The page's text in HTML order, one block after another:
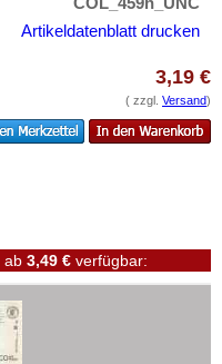
Artikeldatenblatt drucken
3,19 €
( zzgl. Versand)
ab 3,49 € verfügbar: